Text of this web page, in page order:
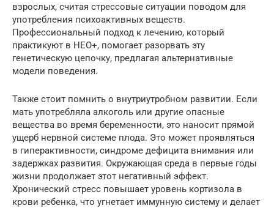
взрослых, считая стрессовые ситуации поводом для
употребления психоактивных веществ.
Профессиональный подход к лечению, который
практикуют в НЕО+, помогает разорвать эту
генетическую цепочку, предлагая альтернативные
модели поведения.
Также стоит помнить о внутриутробном развитии. Если
мать употребляла алкоголь или другие опасные
вещества во время беременности, это наносит прямой
ущерб нервной системе плода. Это может проявляться
в гиперактивности, синдроме дефицита внимания или
задержках развития. Окружающая среда в первые годы
жизни продолжает этот негативный эффект.
Хронический стресс повышает уровень кортизола в
крови ребенка, что угнетает иммунную систему и делает